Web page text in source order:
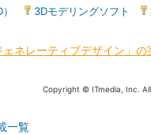
3Dモデリングソフト
ェネレーティブデザイン」
Copyright © ITmedia, Inc. All
一覧